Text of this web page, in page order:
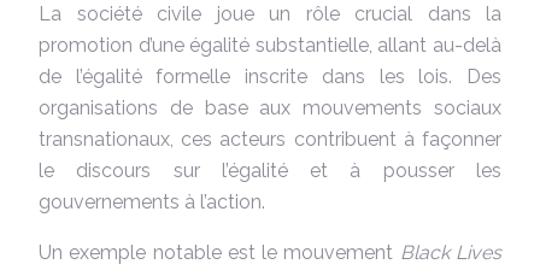
La société civile joue un rôle crucial dans la
promotion d’une égalité substantielle, allant au-delà
de l’égalité formelle inscrite dans les lois. Des
organisations de base aux mouvements sociaux
transnationaux, ces acteurs contribuent à façonner
le discours sur l’égalité et à pousser les
gouvernements à l’action.
Un exemple notable est le mouvement Black Lives